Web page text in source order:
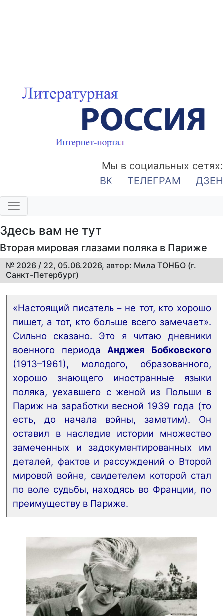
Мы в социальных сетях:
ВК
ТЕЛЕГРАМ ДЗЕН
Здесь вам не тут
Вторая мировая глазами поляка в Париже
№ 2026 / 22, 05.06.2026, автор: Мила ТОНБО (г.
Санкт-Петербург)
«Настоящий писатель – не тот, кто хорошо
пишет, а тот, кто больше всего замечает».
Сильно сказано. Это я читаю дневники
военного периодаАнджея Бобковского
(1913–1961), молодого, образованного,
хорошо знающего иностранные языки
поляка, уехавшего с женой из Польши в
Париж на заработки весной 1939 года (то
есть, до начала войны, заметим). Он
оставил в наследие истории множество
замеченных и задокументированных им
деталей, фактов и рассуждений о Второй
мировой войне, свидетелем которой стал
по воле судьбы, находясь во Франции, по
преимуществу в Париже.